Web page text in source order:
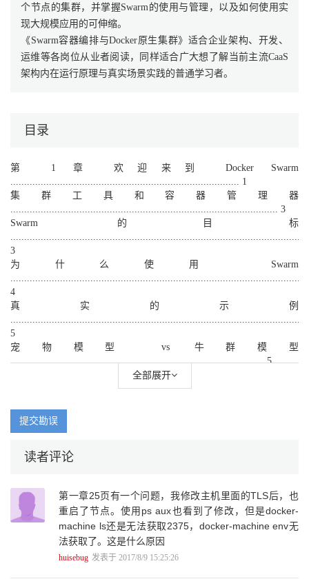
个节点的集群，并掌握Swarm的使用与管理，以及如何使用实
现大规模应用的可伸缩。
《Swarm容器编排与Docker原生集群》适合企业架构、开发、
运维等各岗位从业者阅读，同样适合广大想了解当前主流CaaS
架构内在运行原理与真实场景实践的普通学习者。
目录
第 1 章 欢迎来到 Docker Swarm
................................................................................... 1
集群工具和容器管理器
................................................................................................. 3
Swarm 的目标
3
为什么使用 Swarm
.........................................................................................................
4
真实的示例
5
宠物模型 vs 牛群模型
............................................................................................ 5
Swarm 特性
类似项目
Kubernetes
CoreOS Fleet
...........................................................................................................
Apache Mesos
..........................................................................................................
全部展开
提交勘误
读者评论
第一章25页有一个问题，我修改主机里面的TLS后，也
重启了节点。使用ps aux也看到了修改，但是docker-
machine ls还是无法获取2375，docker-machine env无
法获取了。这是什么原因
huisebug 发表于 2017/8/9 15:25:26